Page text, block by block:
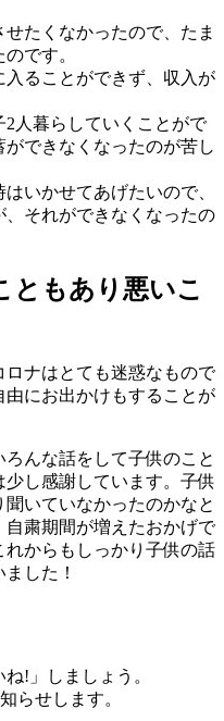
たくなかったので、たま
です。
入ることができず、収入が
人暮らしていくことがで
できなくなったのが苦し
いかせてあげたいので、
それができなくなったの
ともあり悪いこ
ナはとても迷惑なもので
にお出かけもすることが
んな話をして子供のこと
し感謝しています。子供
いていなかったのかなと
粛期間が増えたおかげで
からもしっかり子供の話
した！
!」しましょう。
らせします。